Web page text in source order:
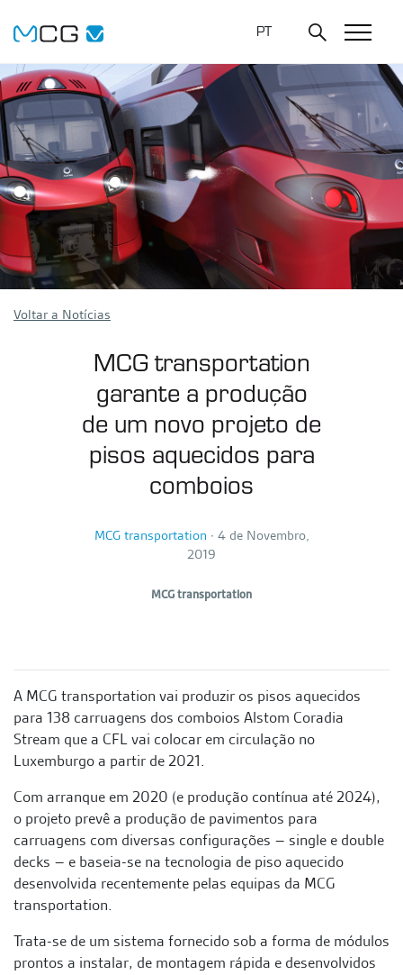
PT
Voltar a Notícias
MCG transportation
garante a produção
de um novo projeto de
pisos aquecidos para
comboios
MCG transportation ∙ 4 de Novembro,
2019
MCG transportation
A MCG transportation vai produzir os pisos aquecidos
para 138 carruagens dos comboios Alstom Coradia
Stream que a CFL vai colocar em circulação no
Luxemburgo a partir de 2021.
Com arranque em 2020 (e produção contínua até 2024),
o projeto prevê a produção de pavimentos para
carruagens com diversas configurações – single e double
decks – e baseia-se na tecnologia de piso aquecido
desenvolvida recentemente pelas equipas da MCG
transportation.
Trata-se de um sistema fornecido sob a forma de módulos
prontos a instalar, de montagem rápida e desenvolvidos